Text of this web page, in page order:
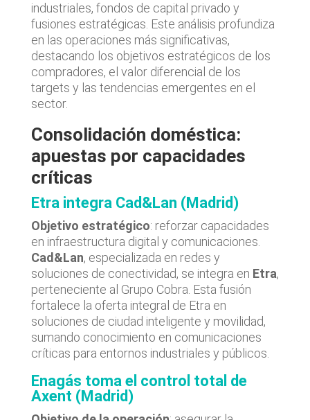
industriales, fondos de capital privado y
fusiones estratégicas. Este análisis profundiza
en las operaciones más significativas,
destacando los objetivos estratégicos de los
compradores, el valor diferencial de los
targets y las tendencias emergentes en el
sector.
Consolidación doméstica:
apuestas por capacidades
críticas
Etra integra Cad&Lan (Madrid)
Objetivo estratégico: reforzar capacidades
en infraestructura digital y comunicaciones.
Cad&Lan, especializada en redes y
soluciones de conectividad, se integra en Etra,
perteneciente al Grupo Cobra. Esta fusión
fortalece la oferta integral de Etra en
soluciones de ciudad inteligente y movilidad,
sumando conocimiento en comunicaciones
críticas para entornos industriales y públicos.
Enagás toma el control total de
Axent (Madrid)